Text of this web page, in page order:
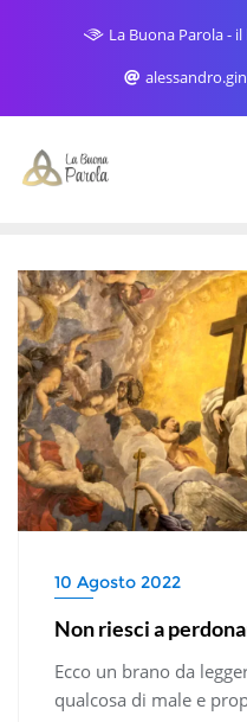
La Buona Parola -
10 Agosto 2022
Non riesci a
Ecco un brano da
qualcosa di male e